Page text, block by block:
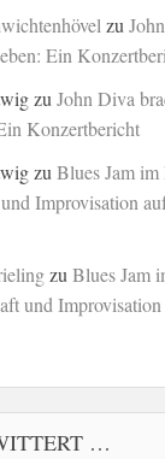
zu
Ein
zuJohn Diva
Konzertbericht
zuBlues Jam im
Improvisation
zuBlues Jam
und
…